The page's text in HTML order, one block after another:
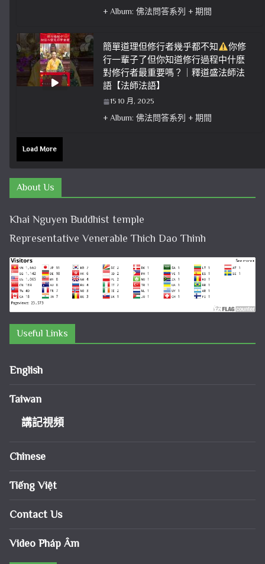
+ Album: 佛法問答系列 + 期間
簡單道理但修行者幾乎都不知
你修
行一輩子了但你知道修行過程中什麽
對修行者最重要嗎？｜釋道盛法師法
語【法師法語】
15 10 月, 2025
+ Album: 佛法問答系列 + 期間
Load More
About Us
Khai Nguyen Buddhist temple
Representative Venerable Thich Dao Thinh
Useful Links
English
Taiwan
講記視頻
Chinese
Tiếng Việt
Contact Us
Video Pháp Âm